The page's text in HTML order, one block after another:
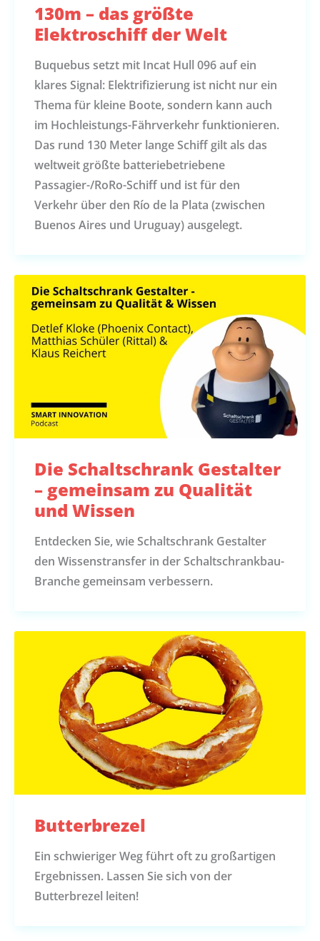
130m – das größte
Elektroschiff der Welt
Buquebus setzt mit Incat Hull 096 auf ein
klares Signal: Elektrifizierung ist nicht nur ein
Thema für kleine Boote, sondern kann auch
im Hochleistungs-Fährverkehr funktionieren.
Das rund 130 Meter lange Schiff gilt als das
weltweit größte batteriebetriebene
Passagier-/RoRo-Schiff und ist für den
Verkehr über den Río de la Plata (zwischen
Buenos Aires und Uruguay) ausgelegt.
Die Schaltschrank Gestalter
– gemeinsam zu Qualität
und Wissen
Entdecken Sie, wie Schaltschrank Gestalter
den Wissenstransfer in der Schaltschrankbau-
Branche gemeinsam verbessern.
Butterbrezel
Ein schwieriger Weg führt oft zu großartigen
Ergebnissen. Lassen Sie sich von der
Butterbrezel leiten!